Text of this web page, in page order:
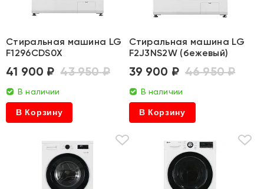
Стиральная машина LG
F1296CDS0X
41 900 ₽ 43 950 ₽
В наличии
В Корзину
Стиральная машина LG
F2J3NS2W (бежевый)
39 900 ₽ 46 950 ₽
В наличии
В Корзину